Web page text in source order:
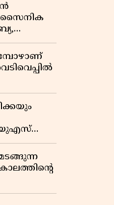
സൈനിക
യുഎസ്
ഇന്ത്യ